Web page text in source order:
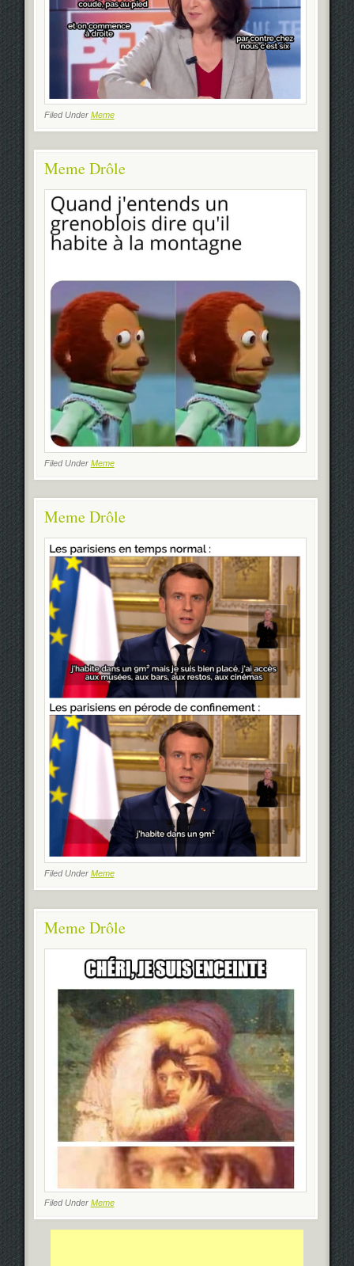
Filed Under Meme
Meme Drôle
Filed Under Meme
Meme Drôle
Filed Under Meme
Meme Drôle
Filed Under Meme